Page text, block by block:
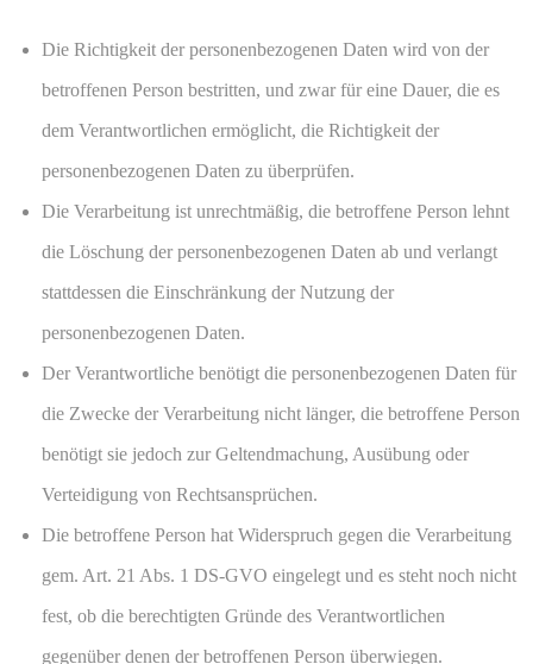
Die Richtigkeit der personenbezogenen Daten wird von der
betroffenen Person bestritten, und zwar für eine Dauer, die es
dem Verantwortlichen ermöglicht, die Richtigkeit der
personenbezogenen Daten zu überprüfen.
Die Verarbeitung ist unrechtmäßig, die betroffene Person lehnt
die Löschung der personenbezogenen Daten ab und verlangt
stattdessen die Einschränkung der Nutzung der
personenbezogenen Daten.
Der Verantwortliche benötigt die personenbezogenen Daten für
die Zwecke der Verarbeitung nicht länger, die betroffene Person
benötigt sie jedoch zur Geltendmachung, Ausübung oder
Verteidigung von Rechtsansprüchen.
Die betroffene Person hat Widerspruch gegen die Verarbeitung
gem. Art. 21 Abs. 1 DS-GVO eingelegt und es steht noch nicht
fest, ob die berechtigten Gründe des Verantwortlichen
gegenüber denen der betroffenen Person überwiegen.